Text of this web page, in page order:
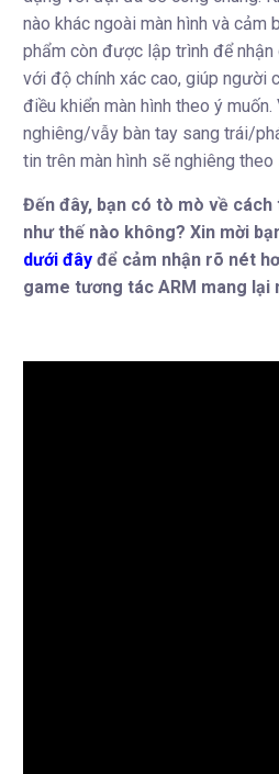
nào khác ngoài màn hình và cảm
phẩm còn được lập trình để
với độ chính xác cao, giúp người
điều khiển màn hình theo ý
nghiêng/vẫy bàn tay sang trái/
tin trên màn hình sẽ nghiêng
Đến đây, bạn có tò mò về cách
như thế nào không? Xin mời
dưới đây để cảm nhận rõ nét
game tương tác ARM mang lại